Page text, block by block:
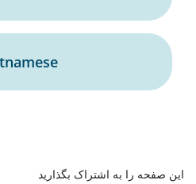
این صفحه را به اشتراک بگذارید